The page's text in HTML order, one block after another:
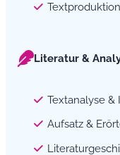
Textproduktion
Literatur &
Textanalyse &
Aufsatz &